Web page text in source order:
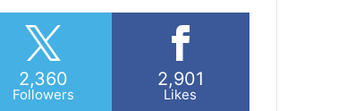
2,360
Followers
2,901
Likes